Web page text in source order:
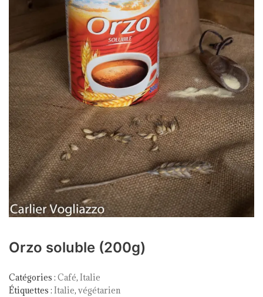
Orzo soluble (200g)
Catégories : Café, Italie
Étiquettes : Italie, végétarien